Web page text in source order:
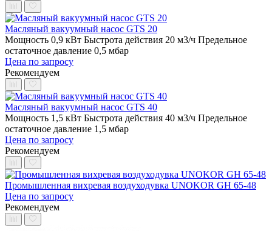
Масляный вакуумный насос GTS 20
Мощность 0,9 кВт Быстрота действия 20 м3/ч Предельное
остаточное давление 0,5 мбар
Цена по запросу
Рекомендуем
Масляный вакуумный насос GTS 40
Мощность 1,5 кВт Быстрота действия 40 м3/ч Предельное
остаточное давление 1,5 мбар
Цена по запросу
Рекомендуем
Промышленная вихревая воздуходувка UNOKOR GH 65-48
Цена по запросу
Рекомендуем